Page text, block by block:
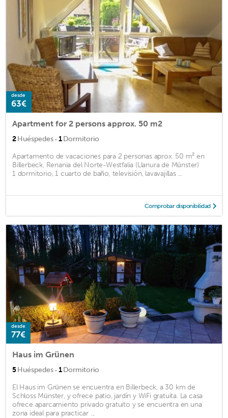
desde
63€
Apartment for 2 persons approx. 50 m2
2Huéspedes · 1Dormitorio
Apartamento de vacaciones para 2 personas aprox. 50 m² en
Billerbeck, Renania del Norte-Westfalia (Llanura de Münster)
1 dormitorio, 1 cuarto de baño, televisión, lavavajillas ...
Comprobar disponibilidad
desde
77€
Haus im Grünen
5Huéspedes · 1Dormitorio
El Haus im Grünen se encuentra en Billerbeck, a 30 km de
Schloss Münster, y ofrece patio, jardín y WiFi gratuita. La casa
ofrece aparcamiento privado gratuito y se encuentra en una
zona ideal para practicar ...